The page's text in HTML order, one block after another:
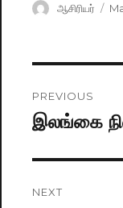
Author
ஆசிரியர்
PREVIOUS
Previous
இலங்கை
NEXT